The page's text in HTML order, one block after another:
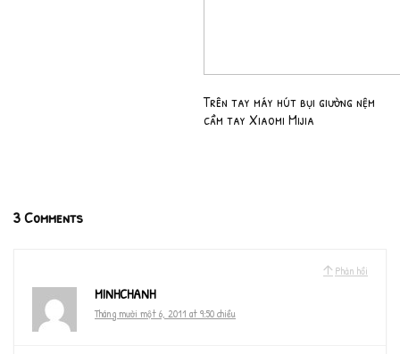
Trên tay máy hút bụi giường nệm
cầm tay Xiaomi Mijia
3 Comments
Phản hồi
MINHCHANH
Tháng mười một 6, 2011 at 9:50 chiều